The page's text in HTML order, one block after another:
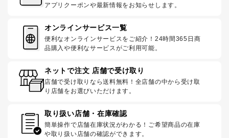
アプリクーポンや最新情報をお知らせします。
オンラインサービス一覧
便利なオンラインサービスをご紹介！24時間365日商
品購入や便利なサービスがご利用可能。
ネットで注文 店舗で受け取り
店舗で受け取りなら送料無料！全店舗の中から受け取
り店舗をお選びいただけます。
取り扱い店舗・在庫確認
簡単操作で店舗在庫状況がわかる！ご希望商品の在庫
や取り扱い店舗の確認ができます。